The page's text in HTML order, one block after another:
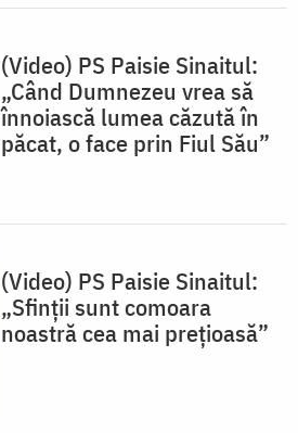
(Video) PS Paisie Sinaitul:
„Când Dumnezeu vrea să
înnoiască lumea căzută în
păcat, o face prin Fiul Său”
(Video) PS Paisie Sinaitul:
„Sfinții sunt comoara
noastră cea mai prețioasă”